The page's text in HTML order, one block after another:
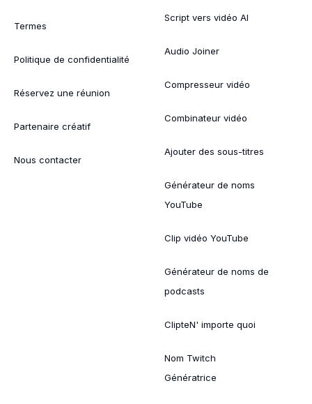
Termes
Politique de confidentialité
Réservez une réunion
Partenaire créatif
Nous contacter
Script vers vidéo AI
Audio Joiner
Compresseur vidéo
Combinateur vidéo
Ajouter des sous-titres
Générateur de noms
YouTube
Clip vidéo YouTube
Générateur de noms de
podcasts
ClipteN' importe quoi
Nom Twitch
Génératrice